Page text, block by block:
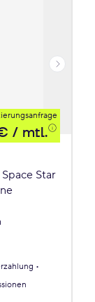
/ mtl.
Star